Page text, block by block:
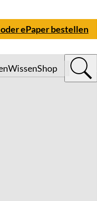
ePaper bestellen
WissenShop